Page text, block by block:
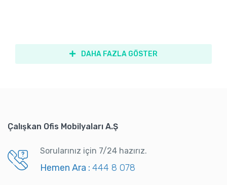
DAHA FAZLA GÖSTER
Çalışkan Ofis Mobilyaları A.Ş
Sorularınız için 7/24 hazırız.
Hemen Ara : 444 8 078